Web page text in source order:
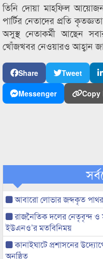
তিনি দোয়া মাহফিল
পার্টির নেতাদের প্রতি
অসুস্থ নেতাকর্মী আছেন
খোঁজখবর নেওয়ারও আহ্বান
Share Tweet
Messenger
Copy
আবারো লোভার জব্দকৃত পাথর
রাজনৈতিক দলের নেতৃবৃন্দ ও
ইউএনও’র মতবিনিময়
কানাইঘাটে প্রশাসনের
অনুষ্ঠিত